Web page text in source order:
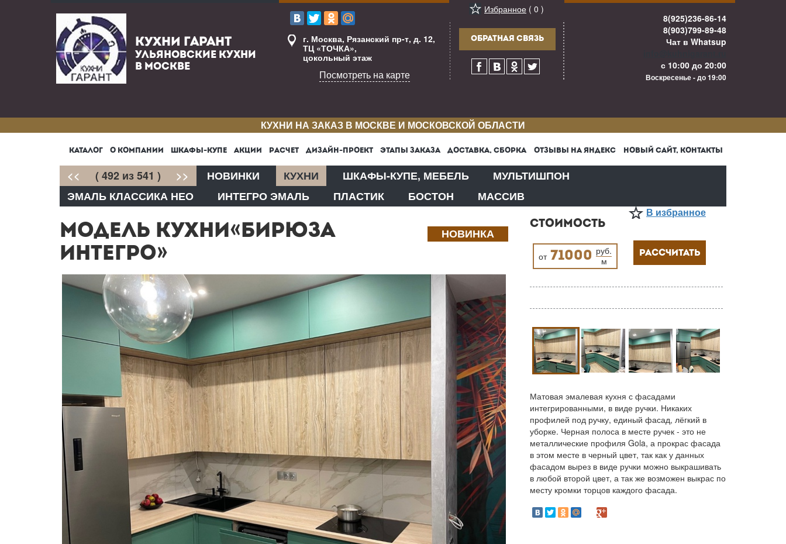
КУХНИ ГАРАНТ
УЛЬЯНОВСКИЕ КУХНИ
В МОСКВЕ
г. Москва, Рязанский пр-т, д. 12,
ТЦ «ТОЧКА»,
цокольный этаж
Посмотреть на карте
Избранное ( 0 )
ОБРАТНАЯ СВЯЗЬ
8(925)236-86-14
8(903)799-89-48
Чат в Whatsup
с 10:00 до 20:00
Воскресенье - до 19:00
КУХНИ НА ЗАКАЗ В МОСКВЕ И МОСКОВСКОЙ ОБЛАСТИ
КАТАЛОГ О КОМПАНИИ ШКАФЫ-КУПЕ АКЦИИ РАСЧЕТ ДИЗАЙН-ПРОЕКТ ЭТАПЫ ЗАКАЗА ДОСТАВКА, СБОРКА ОТЗЫВЫ НА ЯНДЕКС НОВЫЙ САЙТ, КОНТАКТЫ
<< ( 492 из 541 ) >> НОВИНКИ КУХНИ ШКАФЫ-КУПЕ, МЕБЕЛЬ
МУЛЬТИШПОН
ЭМАЛЬ КЛАССИКА НЕО
ИНТЕГРО ЭМАЛЬ ПЛАСТИК БОСТОН МАССИВ
НОВИНКА
МОДЕЛЬ КУХНИ«БИРЮЗА
ИНТЕГРО»
В избранное
СТОИМОСТЬ
от 71000 руб.
м
РАССЧИТАТЬ
Матовая эмалевая кухня с фасадами
интегрированными, в виде ручки. Никаких
профилей под ручку, единый фасад, лёгкий в
уборке. Черная полоса в месте ручек - это не
металлические профиля Gola, а прокрас фасада
в этом месте в черный цвет, так как у данных
фасадом вырез в виде ручки можно выкрашивать
в любой второй цвет, а так же возможен выкрас по
месту кромки торцов каждого фасада.